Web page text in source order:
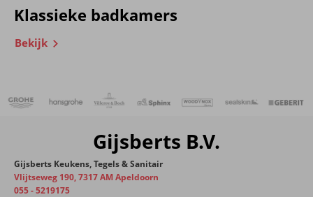
Klassieke badkamers
Bekijk
Gijsberts B.V.
Gijsberts Keukens, Tegels & Sanitair
Vlijtseweg 190, 7317 AM Apeldoorn
055 - 5219175